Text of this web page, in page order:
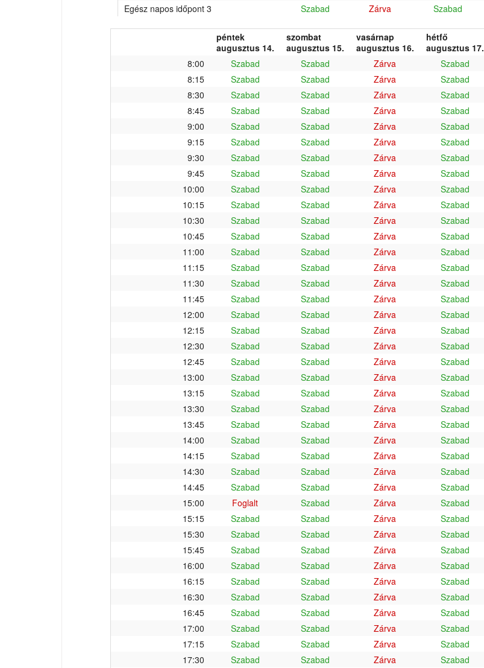
Egész napos időpont 3
Szabad Zárva Szabad
péntek
augusztus 14.
szombat
augusztus 15.
vasárnap
augusztus 16.
hétfő
augusztus 17.
8:00
Szabad Szabad Zárva Szabad
8:15
Szabad Szabad Zárva Szabad
8:30
Szabad Szabad Zárva Szabad
8:45
Szabad Szabad Zárva Szabad
9:00
Szabad Szabad Zárva Szabad
9:15
Szabad Szabad Zárva Szabad
9:30
Szabad Szabad Zárva Szabad
9:45
Szabad Szabad Zárva Szabad
10:00
Szabad Szabad Zárva Szabad
10:15
Szabad Szabad Zárva Szabad
10:30
Szabad Szabad Zárva Szabad
10:45
Szabad Szabad Zárva Szabad
11:00
Szabad Szabad Zárva Szabad
11:15
Szabad Szabad Zárva Szabad
11:30
Szabad Szabad Zárva Szabad
11:45
Szabad Szabad Zárva Szabad
12:00
Szabad Szabad Zárva Szabad
12:15
Szabad Szabad Zárva Szabad
12:30
Szabad Szabad Zárva Szabad
12:45
Szabad Szabad Zárva Szabad
13:00
Szabad Szabad Zárva Szabad
13:15
Szabad Szabad Zárva Szabad
13:30
Szabad Szabad Zárva Szabad
13:45
Szabad Szabad Zárva Szabad
14:00
Szabad Szabad Zárva Szabad
14:15
Szabad Szabad Zárva Szabad
14:30
Szabad Szabad Zárva Szabad
14:45
Szabad Szabad Zárva Szabad
15:00
Foglalt Szabad Zárva Szabad
15:15
Szabad Szabad Zárva Szabad
15:30
Szabad Szabad Zárva Szabad
15:45
Szabad Szabad Zárva Szabad
16:00
Szabad Szabad Zárva Szabad
16:15
Szabad Szabad Zárva Szabad
16:30
Szabad Szabad Zárva Szabad
16:45
Szabad Szabad Zárva Szabad
17:00
Szabad Szabad Zárva Szabad
17:15
Szabad Szabad Zárva Szabad
17:30
Szabad Szabad Zárva Szabad